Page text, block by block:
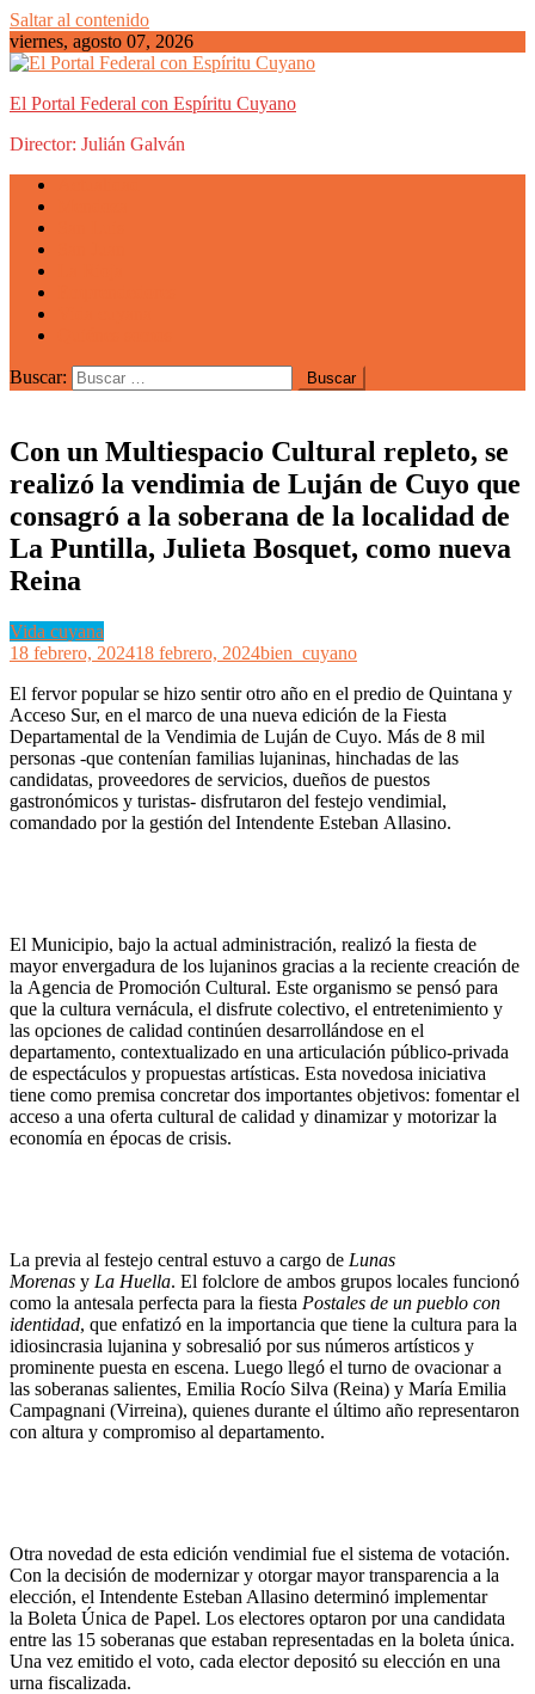
Saltar al contenido
viernes, agosto 07, 2026
El Portal Federal con Espíritu Cuyano
Director: Julián Galván
Buscar:
Con un Multiespacio Cultural repleto, se
realizó la vendimia de Luján de Cuyo que
consagró a la soberana de la localidad de
La Puntilla, Julieta Bosquet, como nueva
Reina
Vida cuyana
18 febrero, 202418 febrero, 2024bien_cuyano
El fervor popular se hizo sentir otro año en el predio de Quintana y
Acceso Sur, en el marco de una nueva edición de la Fiesta
Departamental de la Vendimia de Luján de Cuyo. Más de 8 mil
personas -que contenían familias lujaninas, hinchadas de las
candidatas, proveedores de servicios, dueños de puestos
gastronómicos y turistas- disfrutaron del festejo vendimial,
comandado por la gestión del Intendente Esteban Allasino.
El Municipio, bajo la actual administración, realizó la fiesta de
mayor envergadura de los lujaninos gracias a la reciente creación de
la Agencia de Promoción Cultural. Este organismo se pensó para
que la cultura vernácula, el disfrute colectivo, el entretenimiento y
las opciones de calidad continúen desarrollándose en el
departamento, contextualizado en una articulación público-privada
de espectáculos y propuestas artísticas. Esta novedosa iniciativa
tiene como premisa concretar dos importantes objetivos: fomentar el
acceso a una oferta cultural de calidad y dinamizar y motorizar la
economía en épocas de crisis.
La previa al festejo central estuvo a cargo de Lunas
Morenas y La Huella. El folclore de ambos grupos locales funcionó
como la antesala perfecta para la fiesta Postales de un pueblo con
identidad, que enfatizó en la importancia que tiene la cultura para la
idiosincrasia lujanina y sobresalió por sus números artísticos y
prominente puesta en escena. Luego llegó el turno de ovacionar a
las soberanas salientes, Emilia Rocío Silva (Reina) y María Emilia
Campagnani (Virreina), quienes durante el último año representaron
con altura y compromiso al departamento.
Otra novedad de esta edición vendimial fue el sistema de votación.
Con la decisión de modernizar y otorgar mayor transparencia a la
elección, el Intendente Esteban Allasino determinó implementar
la Boleta Única de Papel. Los electores optaron por una candidata
entre las 15 soberanas que estaban representadas en la boleta única.
Una vez emitido el voto, cada elector depositó su elección en una
urna fiscalizada.